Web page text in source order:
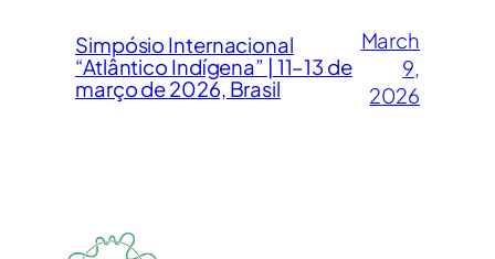
Simpósio Internacional
“Atlântico Indígena” | 11–13 de
março de 2026, Brasil
March
9,
2026